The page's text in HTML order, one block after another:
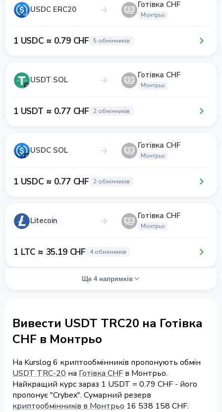
USDC ERC20 Готівка CHF
Монтрьо
1 USDC ≈ 0.79 CHF 5 обмінників
USDT SOL Готівка CHF
Монтрьо
1 USDT ≈ 0.77 CHF 2 обмінників
USDC SOL Готівка CHF
Монтрьо
1 USDC ≈ 0.77 CHF 2 обмінників
Litecoin Готівка CHF
Монтрьо
1 LTC ≈ 35.19 CHF 4 обмінників
Ще 4 напрямків
Вивести USDT TRC20 на Готівка
CHF в Монтрьо
На Kurslog 6 криптообмінників пропонують обмін
USDT TRC-20 на Готівка CHF в Монтрьо.
Найкращий курс зараз 1 USDT = 0.79 CHF - його
пропонує "Crybex". Сумарний резерв
криптообмінників в Монтрьо 16 538 158 CHF.